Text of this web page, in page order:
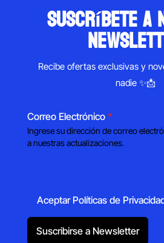
suscríbete a
Recibe ofertas exclusivas y
nadie ✨📩
Correo Electrónico *
Ingrese su dirección de correo
a nuestras actualizaciones.
Aceptar Políticas de
Suscribirse a Newsletter